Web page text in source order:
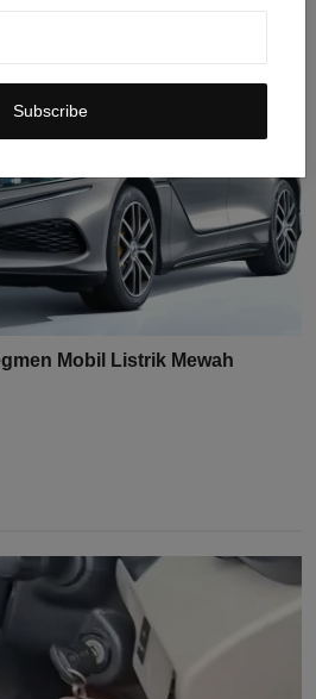
Subscribe
Mobil Listrik Mewah